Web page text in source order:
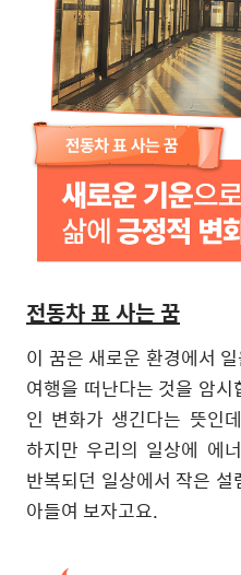
전동차 표 사는 꿈
이 꿈은 새로운 환경에서
여행을 떠난다는 것을 암시
인 변화가 생긴다는 뜻인
하지만 우리의 일상에 에
반복되던 일상에서 작은
아들여 보자고요.